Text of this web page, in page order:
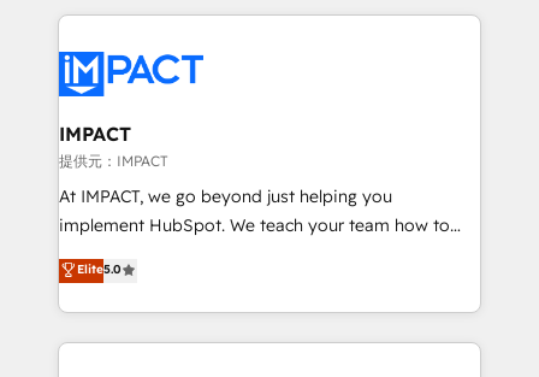
Execution... Global 24/7 ... All Experts 3️⃣ Integrate |
Slash months from your API Integration project... ⬅️
Click "Contact Business" ⬅️ to access 150+ Kickstart
Integration templates that put HubSpot in the center
of your tech stack, syncing... 🛍️ Shopify or
WooCommerce 💲 Stripe or Paypal 💰 Sage or
Netsuite 🤖 Google or Microsoft ✍️ DocuSign or
the rare Advanced "Custom Integrations"
Accreditation, securely sync data across... 🔄 any
IMPACT
提供元：IMPACT
At IMPACT, we go beyond just helping you
implement HubSpot. We teach your team how to
master it. As the creators of the Endless Customers
System™ (the next evolution of They Ask, You
Answer), we’re the only HubSpot partner built
entirely around coaching and training. That means
Elite5.0